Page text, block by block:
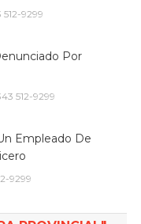
9299
Por
512-9299
Empleado De
9299